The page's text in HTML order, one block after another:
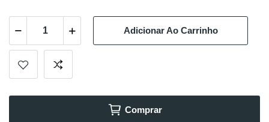
Adicionar Ao Carrinho
Comprar